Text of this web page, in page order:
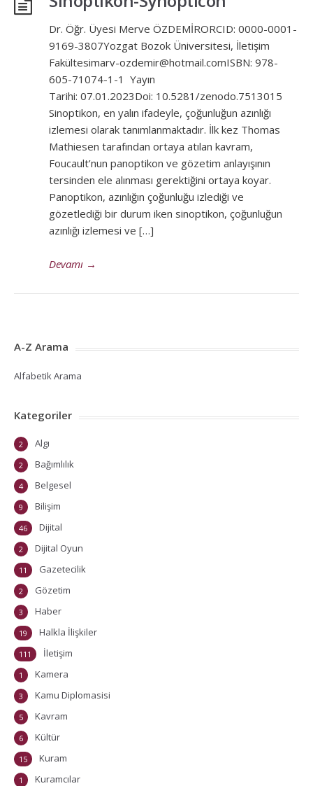
Dr. Öğr. Üyesi Merve ÖZDEMİRORCID: 0000-0001-
9169-3807Yozgat Bozok Üniversitesi, İletişim
Fakültesimarv-ozdemir@hotmail.comISBN: 978-
605-71074-1-1 Yayın
Tarihi: 07.01.2023Doi: 10.5281/zenodo.7513015
Sinoptikon, en yalın ifadeyle, çoğunluğun azınlığı
izlemesi olarak tanımlanmaktadır. İlk kez Thomas
Mathiesen tarafından ortaya atılan kavram,
Foucault’nun panoptikon ve gözetim anlayışının
tersinden ele alınması gerektiğini ortaya koyar.
Panoptikon, azınlığın çoğunluğu izlediği ve
gözetlediği bir durum iken sinoptikon, çoğunluğun
azınlığı izlemesi ve […]
Devamı →
A-Z Arama
Alfabetik Arama
Kategoriler
Algı
2
Bağımlılık
2
Belgesel
4
Bilişim
9
Dijital
46
Dijital Oyun
2
Gazetecilik
11
Gözetim
2
Haber
3
Halkla İlişkiler
19
İletişim
111
Kamera
1
Kamu Diplomasisi
3
Kavram
5
Kültür
6
Kuram
15
Kuramcılar
1